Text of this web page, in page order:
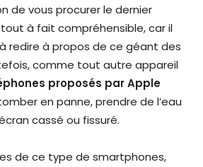
de vous procurer le dernier
à fait compréhensible, car il
redire à propos de ce géant des
comme tout autre appareil
proposés par Apple
en panne, prendre de l’eau
cassé ou fissuré.
de ce type de smartphones,